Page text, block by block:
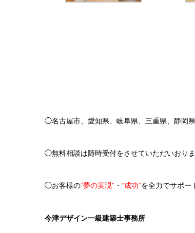
◯名古屋市、愛知県、岐阜県、三重県、静岡
◯無料相談は随時受付をさせていただいおり
◯お客様の“夢の実現” ・ “成功”を全力でサポー
今津デザイン一級建築士事務所